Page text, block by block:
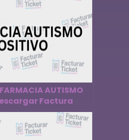
AUTISMO
Factura